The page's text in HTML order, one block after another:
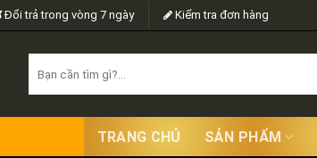
Đổi trả trong vòng 7 ngày Kiểm tra đơn hàng
for:
TRANG CHỦ SẢN PHẨM